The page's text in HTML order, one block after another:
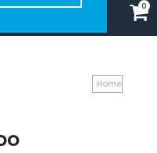
0
Home